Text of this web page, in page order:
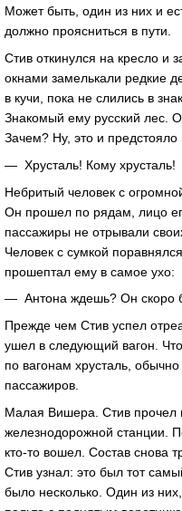
Может быть, один из них и
должно проясниться в пути.
Стив откинулся на кресло и
окнами замелькали редкие
в кучи, пока не слились в
Знакомый ему русский лес.
Зачем? Ну, это и предстояло
— Хрусталь! Кому хрусталь!
Небритый человек с
Он прошел по рядам, лицо
пассажиры не отрывали
Человек с сумкой
прошептал ему в самое ухо:
— Антона ждешь? Он скоро
Прежде чем Стив успел
ушел в следующий вагон.
по вагонам хрусталь,
пассажиров.
Малая Вишера. Стив прочел
железнодорожной станции.
кто-то вошел. Состав снова
Стив узнал: это был тот
было несколько. Один из